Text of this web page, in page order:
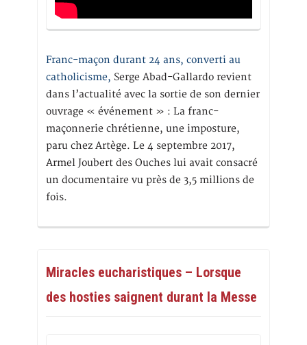
Franc-maçon durant 24 ans, converti au
catholicisme, Serge Abad-Gallardo revient
dans l’actualité avec la sortie de son dernier
ouvrage « événement » : La franc-
maçonnerie chrétienne, une imposture,
paru chez Artège. Le 4 septembre 2017,
Armel Joubert des Ouches lui avait consacré
un documentaire vu près de 3,5 millions de
fois.
Miracles eucharistiques – Lorsque
des hosties saignent durant la Messe